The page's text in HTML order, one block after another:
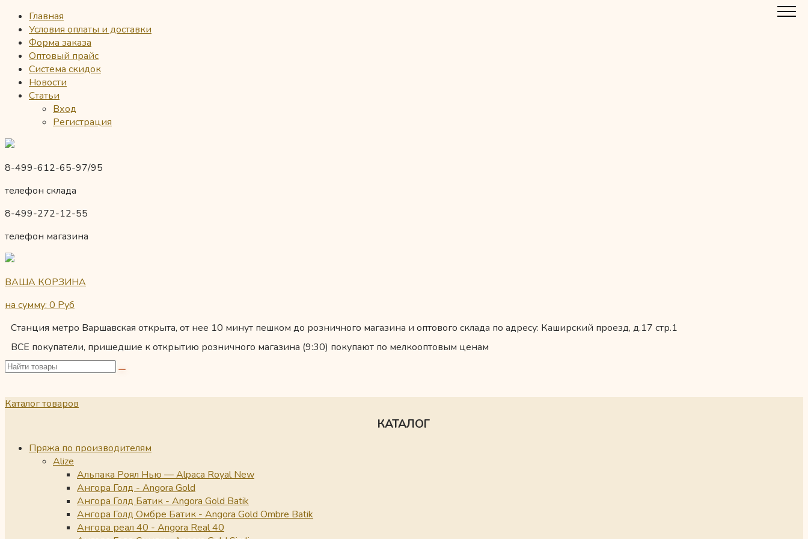
Главная
Условия оплаты и доставки
Форма заказа
Оптовый прайс
Система скидок
Новости
Статьи
Вход
Регистрация
8-499-612-65-97/95
телефон склада
8-499-272-12-55
телефон магазина
ВАША КОРЗИНА
на сумму: 0 Руб
Станция метро Варшавская открыта, от нее 10 минут пешком до розничного магазина и оптового склада по адресу: Каширский проезд, д.17 стр.1
ВСЕ покупатели, пришедшие к открытию розничного магазина (9:30) покупают по мелкооптовым ценам
Каталог товаров
КАТАЛОГ
Пряжа по производителям
Alize
Альпака Роял Нью — Alpaca Royal New
Ангора Голд - Angora Gold
Ангора Голд Батик - Angora Gold Batik
Ангора Голд Омбре Батик - Angora Gold Ombre Batik
Ангора реал 40 - Angora Real 40